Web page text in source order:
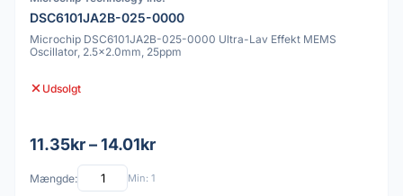
DSC6101JA2B-025-0000
Microchip DSC6101JA2B-025-0000 Ultra-Lav Effekt MEMS
Oscillator, 2.5x2.0mm, 25ppm
Udsolgt
11.35kr – 14.01kr
Mængde: Min: 1